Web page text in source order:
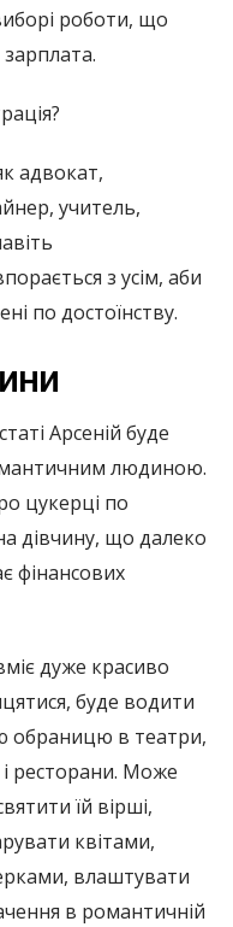
роботи, що
адвокат,
учитель,
з усім, аби
по достоїнству.
Арсеній буде
людиною.
цукерці по
дівчину, що далеко
фінансових
дуже красиво
буде водити
обраницю в театри,
і ресторани. Може
їй вірші,
квітами,
влаштувати
в романтичній